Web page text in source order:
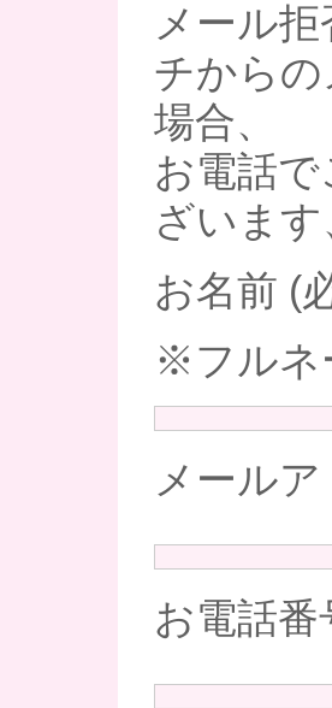
メール
チから
場合、
お電話
ざいま
お名前 (
※フルネ
メール
お電話番